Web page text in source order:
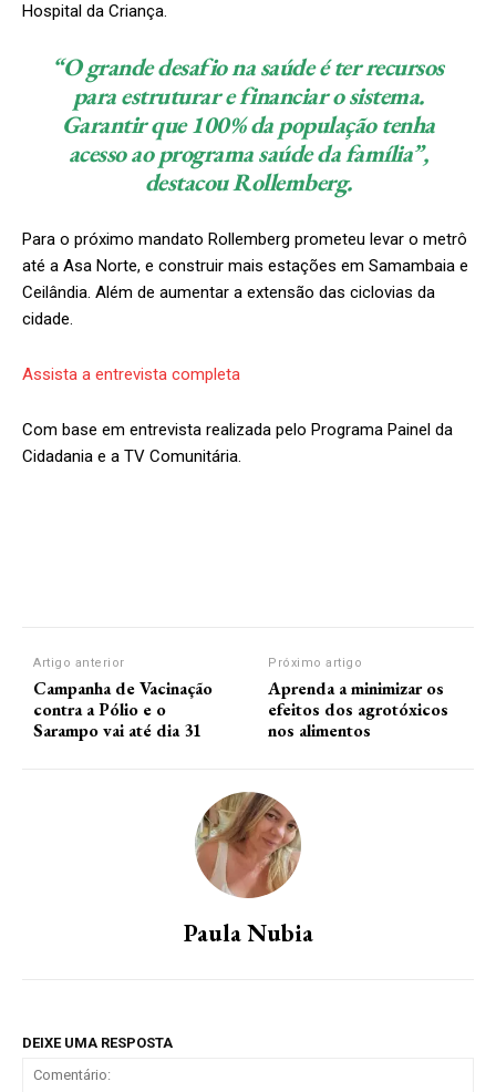
Hospital da Criança.
“O grande desafio na saúde é ter recursos
para estruturar e financiar o sistema.
Garantir que 100% da população tenha
acesso ao programa saúde da família”,
destacou Rollemberg.
Para o próximo mandato Rollemberg prometeu levar o metrô
até a Asa Norte, e construir mais estações em Samambaia e
Ceilândia. Além de aumentar a extensão das ciclovias da
cidade.
Assista a entrevista completa
Com base em entrevista realizada pelo Programa Painel da
Cidadania e a TV Comunitária.
Artigo anterior
Campanha de Vacinação
contra a Pólio e o
Sarampo vai até dia 31
Próximo artigo
Aprenda a minimizar os
efeitos dos agrotóxicos
nos alimentos
Paula Nubia
DEIXE UMA RESPOSTA